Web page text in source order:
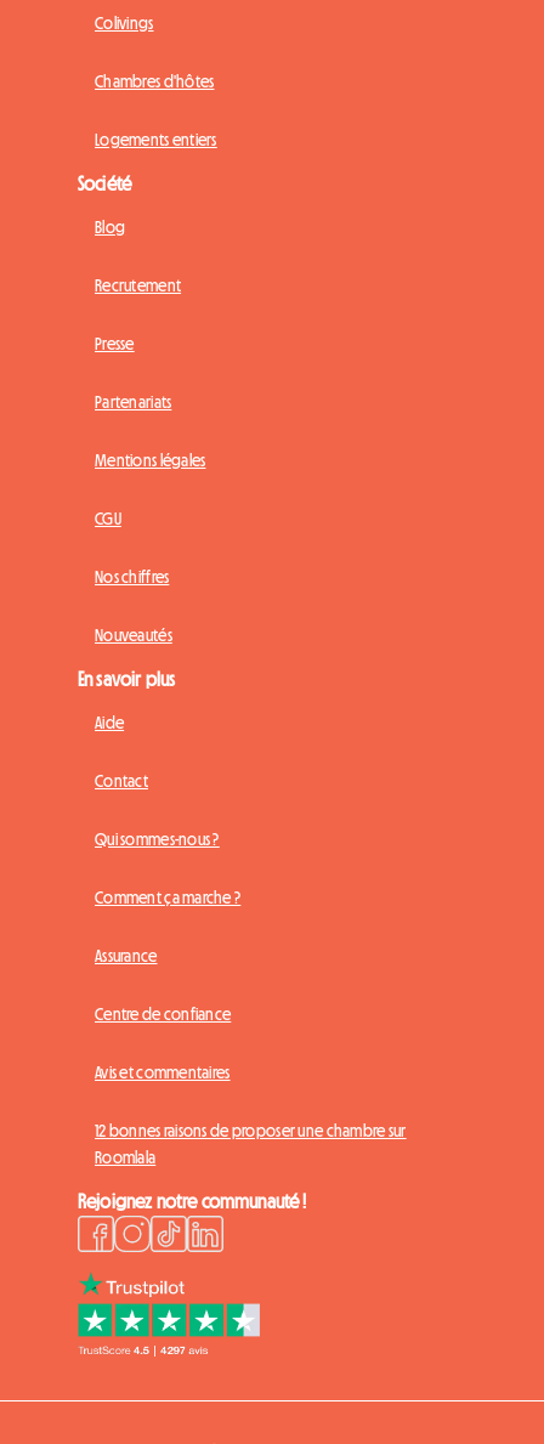
Colivings
Chambres d'hôtes
Logements entiers
Société
Blog
Recrutement
Presse
Partenariats
Mentions légales
CGU
Nos chiffres
Nouveautés
En savoir plus
Aide
Contact
Qui sommes-nous ?
Comment ça marche ?
Assurance
Centre de confiance
Avis et commentaires
12 bonnes raisons de proposer une chambre sur
Roomlala
Rejoignez notre communauté !